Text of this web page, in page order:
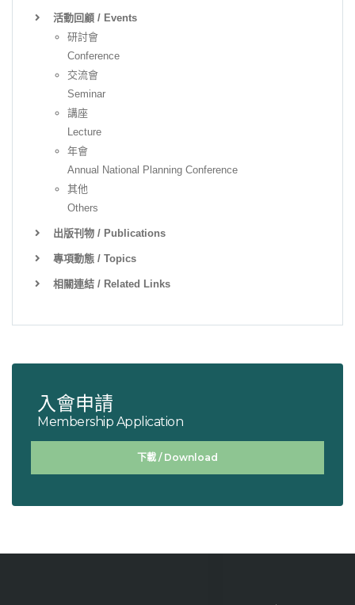
活動回顧 / Events
研討會
Conference
交流會
Seminar
講座
Lecture
年會
Annual National Planning Conference
其他
Others
出版刊物 / Publications
專項動態 / Topics
相關連結 / Related Links
入會申請
Membership Application
下載 / Download